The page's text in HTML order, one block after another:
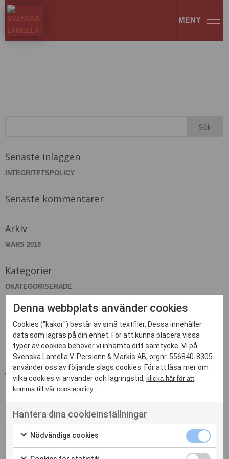
Senaste inläggen
INTEGRITETSPOLICY
Senaste kommentarer
Arkiv
MARS 2018
Kategorier
OKATEGORISERADE
Meta
LOGGA IN
FLÖDE FÖR INLÄGG
FLÖDE FÖR KOMMENTARER
WORDPRESS.ORG
Kontakta oss
Denna webbplats använder cookies
Cookies ("kakor") består av små textfiler. Dessa innehåller
data som lagras på din enhet. För att kunna placera vissa
typer av cookies behöver vi inhämta ditt samtycke. Vi på
Svenska Lamella V-Persienn & Markis AB, orgnr. 556840-8305
använder oss av följande slags cookies. För att läsa mer om
vilka cookies vi använder och lagringstid,klicka här för att
komma till vår cookiepolicy.
Hantera dina cookieinställningar
Nödvändiga cookies